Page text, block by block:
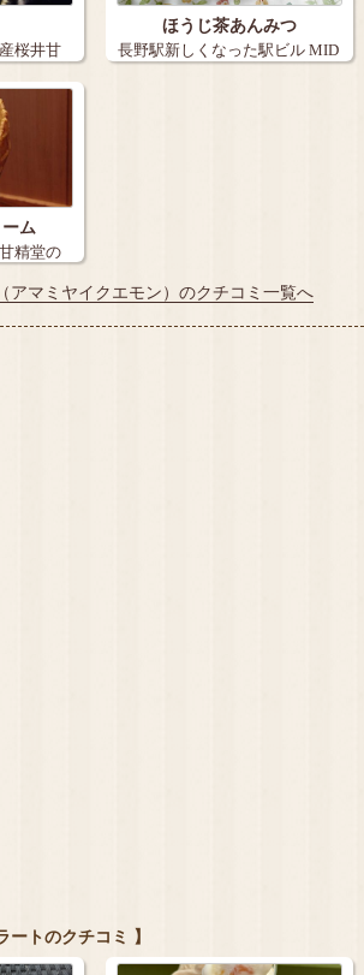
桜井甘
ほうじ茶あんみつ
長野駅新しくなった駅ビル MID
ム
精堂の
アマミヤイクエモン）のクチコミ一覧へ
ートのクチコミ 】